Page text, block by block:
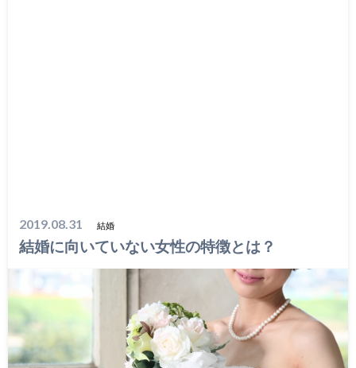
2019.08.31 結婚
結婚に向いていない女性の特徴とは？